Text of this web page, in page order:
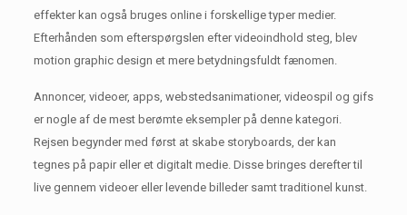
effekter kan også bruges online i forskellige typer medier.
Efterhånden som efterspørgslen efter videoindhold steg, blev
motion graphic design et mere betydningsfuldt fænomen.
Annoncer, videoer, apps, webstedsanimationer, videospil og gifs
er nogle af de mest berømte eksempler på denne kategori.
Rejsen begynder med først at skabe storyboards, der kan
tegnes på papir eller et digitalt medie. Disse bringes derefter til
live gennem videoer eller levende billeder samt traditionel kunst.